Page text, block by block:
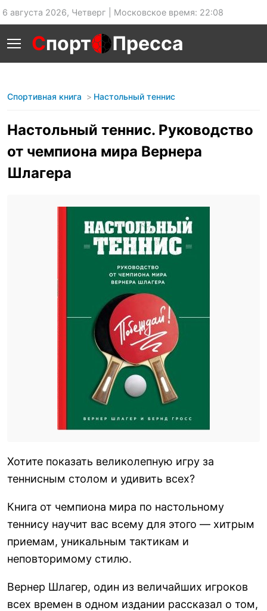
6 августа 2026, Четверг | Московское время: 22:08
Спорт Пресса
Спортивная книга Настольный теннис
Настольный теннис. Руководство
от чемпиона мира Вернера
Шлагера
Хотите показать великолепную игру за
теннисным столом и удивить всех?
Книга от чемпиона мира по настольному
теннису научит вас всему для этого — хитрым
приемам, уникальным тактикам и
неповторимому стилю.
Вернер Шлагер, один из величайших игроков
всех времен в одном издании рассказал о том,